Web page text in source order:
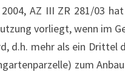
AZ III ZR 281/03
vorliegt, wenn im
d.h. mehr als ein Drittel
zum